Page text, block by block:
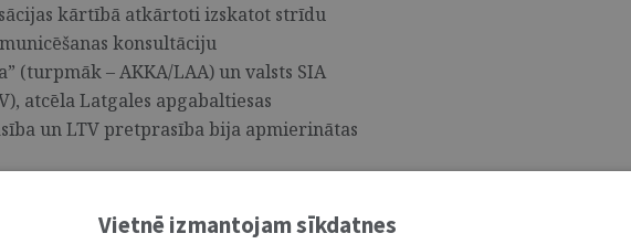
kārtībā atkārtoti izskatot strīdu
konsultāciju
(turpmāk – AKKA/LAA) un valsts SIA
atcēla Latgales apgabaltiesas
un LTV pretprasība bija apmierinātas
Vietnē izmantojam sīkdatnes